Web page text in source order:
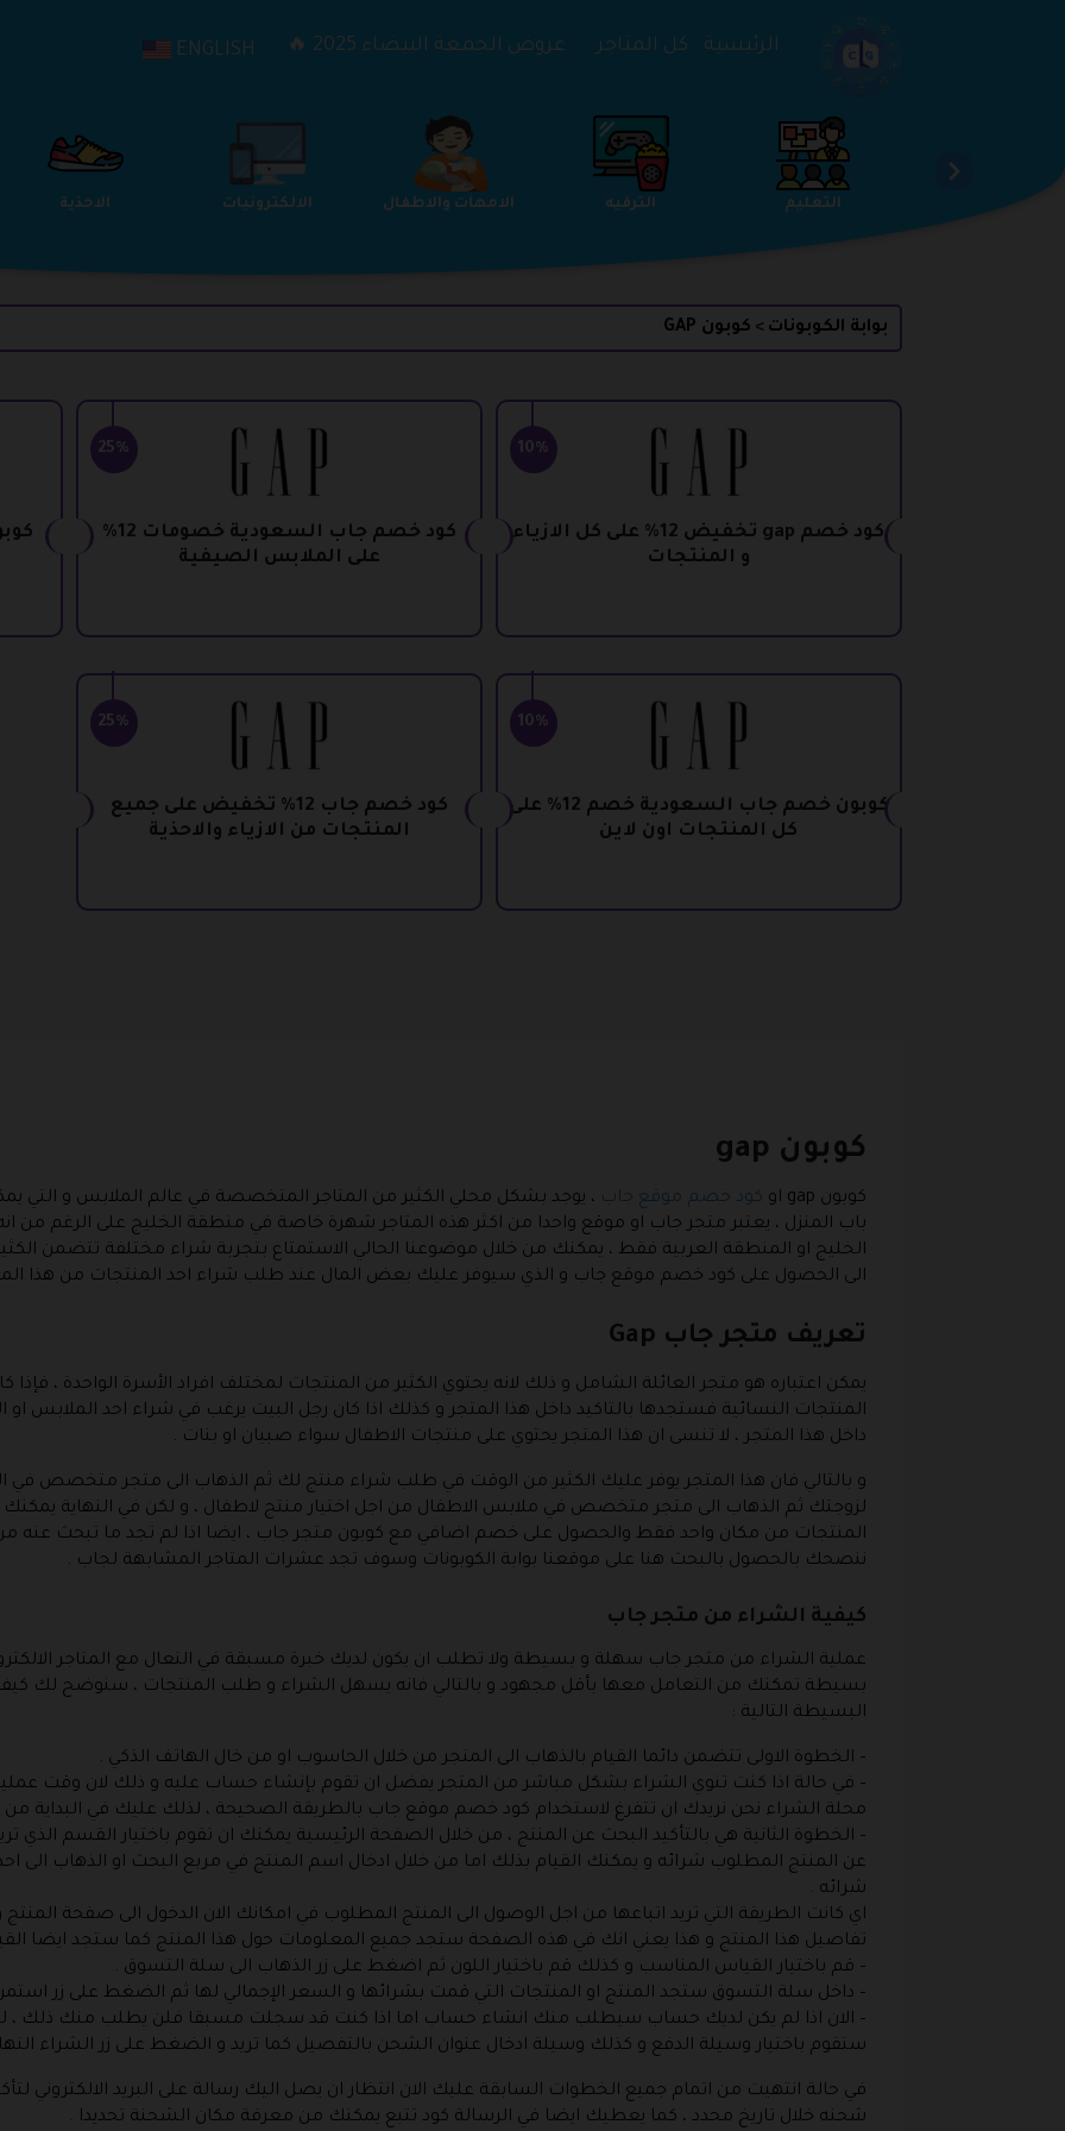
الرئيسية كل المتاجر عروض الجمعة البيضاء 2025 🔥 ENGLISH
الالكترونيات الامهات والاطفال الترفيه التعليم الجمال والعناية الخدمات
بوابة الكوبونات > كوبون GAP
10%
كود خصم gap تخفيض 12% على كل الازياء
و المنتجات
25%
كود خصم جاب السعودية خصومات 12%
على الملابس الصيفية
10%
كوبون خصم جاب السعودية خصم 12% على
كل المنتجات اون لاين
25%
كود خصم جاب 12% تخفيض على جميع
المنتجات من الازياء والاحذية
كوبون gap
كوبون gap او كود خصم موقع جاب ، يوجد بشكل محلي الكثير من المتاجر المتخصصة في عالم الملابس و التي
باب المنزل ، يعتبر متجر جاب او موقع واحدا من اكثر هذه المتاجر شهرة خاصة في منطقة الخليج على الرغم
الخليج او المنطقة العربية فقط ، يمكنك من خلال موضوعنا الحالي الاستمتاع بتجربة شراء مختلفة تتضمن
الى الحصول على كود خصم موقع جاب و الذي سيوفر عليك بعض المال عند طلب شراء احد المنتجات من هذا
تعريف متجر جاب Gap
يمكن اعتباره هو متجر العائلة الشامل و ذلك لانه يحتوي الكثير من المنتجات لمختلف افراد الأسرة الواحدة ،
المنتجات النسائية فستجدها بالتاكيد داخل هذا المتجر و كذلك اذا كان رجل البيت يرغب في شراء احد الملابس او
داخل هذا المتجر ، لا تنسى ان هذا المتجر يحتوي على منتجات الاطفال سواء صبيان او بنات .
و بالتالي فان هذا المتجر يوفر عليك الكثير من الوقت في طلب شراء منتج لك ثم الذهاب الى متجر متخصص في
لزوجتك ثم الذهاب الى متجر متخصص في ملابس الاطفال من اجل اختيار منتج لاطفال ، و لكن في النهاية
المنتجات من مكان واحد فقط والحصول على خصم اضافي مع كوبون متجر جاب ، ايضا اذا لم تجد ما تبحث عنه من
ننصحك بالحصول بالبحث هنا على موقعنا بوابة الكوبونات وسوف تجد عشرات المتاجر المشابهة لجاب .
كيفية الشراء من متجر جاب
عملية الشراء من متجر جاب سهلة و بسيطة ولا تطلب ان يكون لديك خبرة مسبقة في التعال مع المتاجر
بسيطة تمكنك من التعامل معها بأقل مجهود و بالتالي فانه يسهل الشراء و طلب المنتجات ، سنوضح لك
البسيطة التالية :
– الخطوة الاولى تتضمن دائما القيام بالذهاب الى المتجر من خلال الحاسوب او من خال الهاتف الذكي .
– في حالة اذا كنت تنوي الشراء بشكل مباشر من المتجر يفضل ان تقوم بإنشاء حساب عليه و ذلك لان وقت
محلة الشراء نحن نريدك ان تتفرغ لاستخدام كود خصم موقع جاب بالطريقة الصحيحة ، لذلك عليك في البداية
– الخطوة الثانية هي بالتأكيد البحث عن المنتج ، من خلال الصفحة الرئيسية يمكنك ان تقوم باختيار القسم الذي
عن المنتج المطلوب شرائه و يمكنك القيام بذلك اما من خلال ادخال اسم المنتج في مربع البحث او الذهاب الى
شرائه .
اي كانت الطريقة التي تريد اتباعها من اجل الوصول الى المنتج المطلوب في امكانك الان الدخول الى صفحة
تفاصيل هذا المنتج و هذا يعني انك في هذه الصفحة ستجد جميع المعلومات حول هذا المنتج كما ستجد ايضا
– قم باختيار القياس المناسب و كذلك قم باختيار اللون ثم اضغط على زر الذهاب الى سلة التسوق .
– داخل سلة التسوق ستجد المنتج او المنتجات التي قمت بشرائها و السعر الإجمالي لها ثم الضغط على زر
– الان اذا لم يكن لديك حساب سيطلب منك انشاء حساب اما اذا كنت قد سجلت مسبقا فلن يطلب منك ذلك ،
ستقوم باختيار وسيلة الدفع و كذلك وسيلة ادخال عنوان الشحن بالتفصيل كما تريد و الضغط على زر الشراء
في حالة انتهيت من اتمام جميع الخطوات السابقة عليك الان انتظار ان يصل اليك رسالة على البريد الالكتروني
شحنه خلال تاريخ محدد ، كما يعطيك ايضا في الرسالة كود تتبع يمكنك من معرفة مكان الشحنة تحديدا .